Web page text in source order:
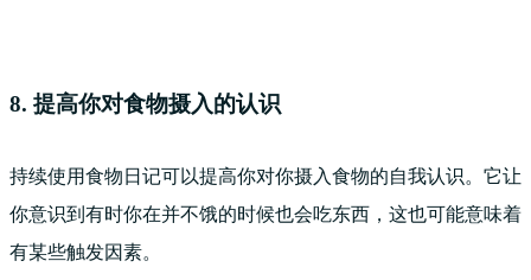
8. 提高你对食物摄入的认识
持续使用食物日记可以提高你对你摄入食物的自我认识。它让
你意识到有时你在并不饿的时候也会吃东西，这也可能意味着
有某些触发因素。